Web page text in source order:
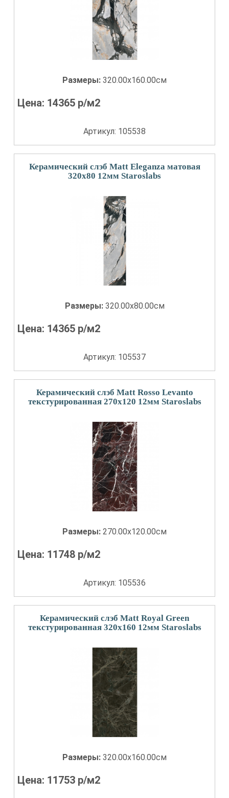
Размеры: 320.00x160.00см
Цена: 14365 р/м2
Артикул: 105538
Керамический слэб Matt Eleganza матовая
320x80 12мм Staroslabs
Размеры: 320.00x80.00см
Цена: 14365 р/м2
Артикул: 105537
Керамический слэб Matt Rosso Levanto
текстурированная 270x120 12мм Staroslabs
Размеры: 270.00x120.00см
Цена: 11748 р/м2
Артикул: 105536
Керамический слэб Matt Royal Green
текстурированная 320x160 12мм Staroslabs
Размеры: 320.00x160.00см
Цена: 11753 р/м2